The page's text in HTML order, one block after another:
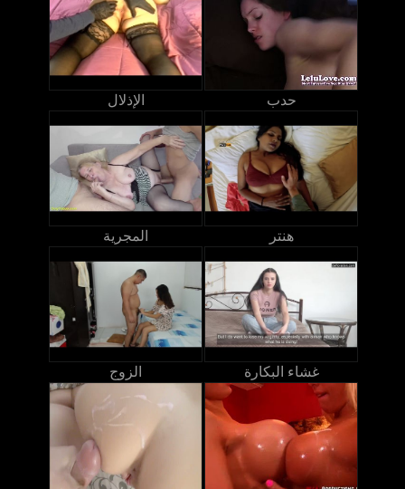
الإذلال حدب
المجرية هنتر
الزوج غشاء البكارة